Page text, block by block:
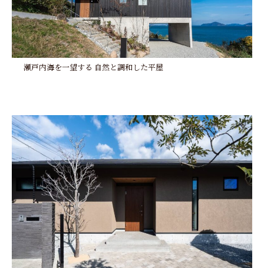
瀬戸内海を一望する 自然と調和した平屋